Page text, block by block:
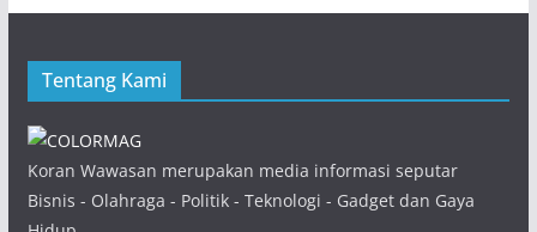
Tentang Kami
Koran Wawasan merupakan media informasi seputar
Bisnis - Olahraga - Politik - Teknologi - Gadget dan Gaya